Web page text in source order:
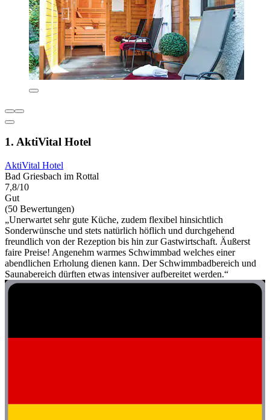
1. AktiVital Hotel
AktiVital Hotel
Bad Griesbach im Rottal
7,8/10
Gut
(50 Bewertungen)
„Unerwartet sehr gute Küche, zudem flexibel hinsichtlich
Sonderwünsche und stets natürlich höflich und durchgehend
freundlich von der Rezeption bis hin zur Gastwirtschaft. Äußerst
faire Preise! Angenehm warmes Schwimmbad welches einer
abendlichen Erholung dienen kann. Der Schwimmbadbereich und
Saunabereich dürften etwas intensiver aufbereitet werden.“